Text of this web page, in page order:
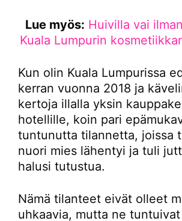
Lue myös: Huivilla vai
Kuala Lumpurin
Kun olin Kuala Lumpurissa
kerran vuonna 2018 ja
kertoja illalla yksin
hotellille, koin pari
tuntunutta tilannetta, joissa
nuori mies lähentyi ja tuli
halusi tutustua.
Nämä tilanteet eivät olleet
uhkaavia, mutta ne